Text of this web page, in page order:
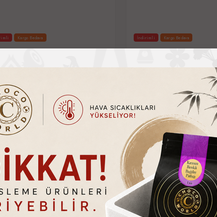
Kargo Bedava
Makine...
TL
Sepete Ekle
İndirimli Kargo Bedava
Makinesi
Sepete Ekle